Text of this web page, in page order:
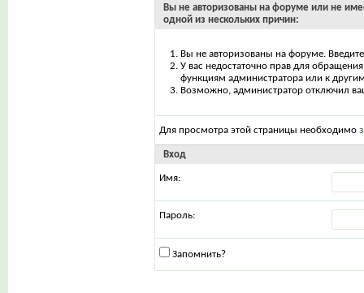
Вы не авторизованы на форуме или не
одной из нескольких причин:
Вы не авторизованы на форуме.
У вас недостаточно прав для
функциям администратора или к
Возможно, администратор отключил
Для просмотра этой страницы необходимо
Вход
Имя:
Пароль:
Запомнить?